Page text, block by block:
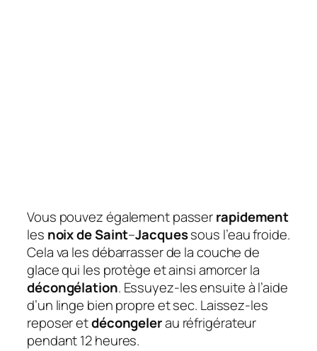
Vous pouvez également passerrapidement
les noix de Saint–Jacquessous l’eau froide.
Cela va les débarrasser de la couche de
glace qui les protège et ainsi amorcer la
décongélation. Essuyez-les ensuite à l’aide
d’un linge bien propre et sec. Laissez-les
reposer etdécongelerau réfrigérateur
pendant 12 heures.